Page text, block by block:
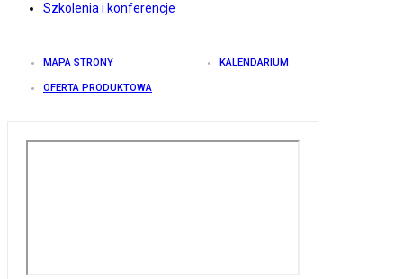
Szkolenia i konferencje
MAPA STRONY KALENDARIUM
OFERTA PRODUKTOWA